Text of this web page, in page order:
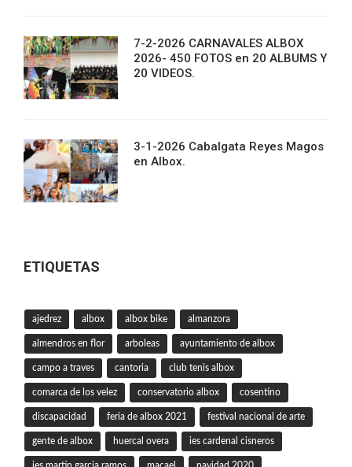
7-2-2026 CARNAVALES ALBOX
2026- 450 FOTOS en 20 ALBUMS Y
20 VIDEOS.
3-1-2026 Cabalgata Reyes Magos
en Albox.
ETIQUETAS
ajedrez albox albox bike almanzora
almendros en flor arboleas ayuntamiento de albox
campo a traves cantoria club tenis albox
comarca de los velez conservatorio albox cosentino
discapacidad feria de albox 2021 festival nacional de arte
gente de albox huercal overa ies cardenal cisneros